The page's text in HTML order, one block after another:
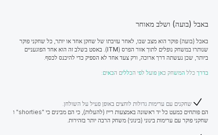
באבל (בועה) ושלב מאוחר
באבל (בועה) פוקר הוא מצב שבו, לאחר עזיבתו של שחקן אחד או יותר, כל שחקני פוקר
שנותרו במשחק נופלים לתוך אזור הפרס (ITM). באסט בשלב זה הוא אחד הפוגעניים
ביותר, שכן נעשתה דרך ארוכה, ורק צעד אחד לא הספיק כדי להיכנס לכסף.
בדרך כלל המשחק כאן פועל לפי הכללים הבאים:
שחקנים עם ערימות גדולות לוחצים באופן פעיל על השולחן.
הם פותחים כמעט כל יד ראשונה באמצעות רייז (להעלות), כי הם מבינים כי "shorties" ו
שחקני פוקר עם ערימות בינוני (בינוני) משחק הרבה יותר בזהירות.